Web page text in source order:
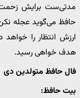
مدتی‌ست برایش زحمت
حافظ می‌گوید عجله
ارزش انتظار را
هدف خواهی رسید.
فال حافظ متولدین دی
بیت حافظ: